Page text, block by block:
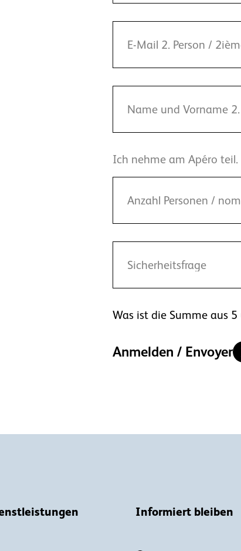
Ich nehme am Apéro
Was ist die Summe aus 5
Anmelden / Envoyer
Informiert bleiben